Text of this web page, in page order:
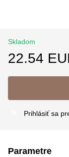
Skladom
22.54
Prihlásiť sa
Parametre